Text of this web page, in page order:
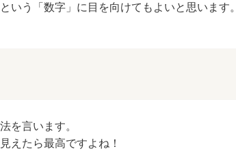
いう「数字」に目を向けてもよいと思います。
を言います。
えたら最高ですよね！